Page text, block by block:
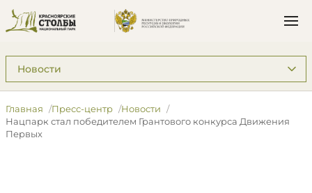
Подразделы: Пресс-центр
Главная Пресс-центр
Новости
​Нацпарк стал победителем Грантового конкурса Движения
Первых